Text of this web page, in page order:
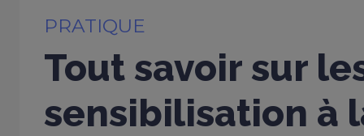
PRATIQUE
Tout savoir sur
sensibilisation à